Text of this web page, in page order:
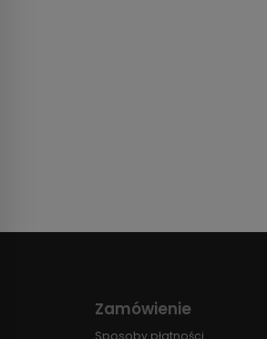
Zamówienie
Sposoby płatności